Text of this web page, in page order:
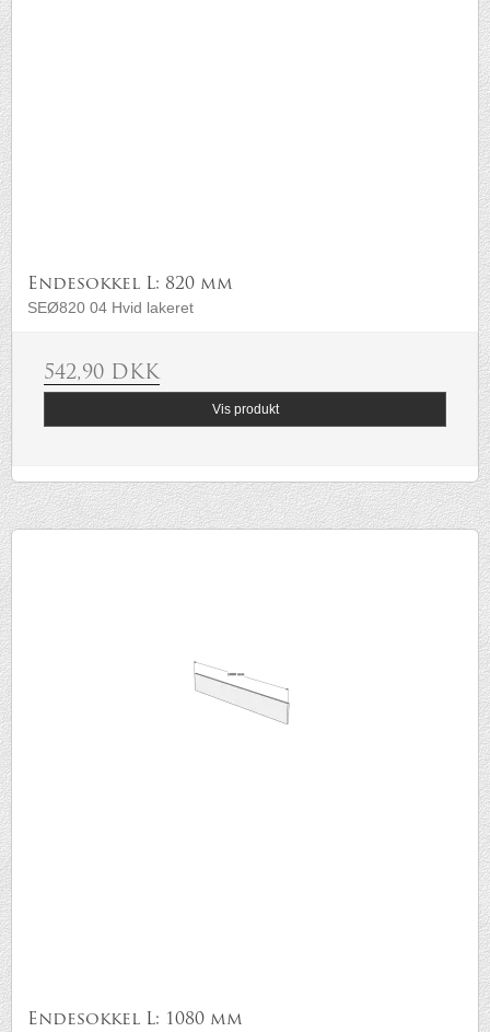
Endesokkel L: 820 mm
SEØ820 04 Hvid lakeret
542,90 DKK
Vis produkt
Endesokkel L: 1080 mm